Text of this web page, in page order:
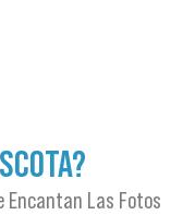
Encantan Las Fotos